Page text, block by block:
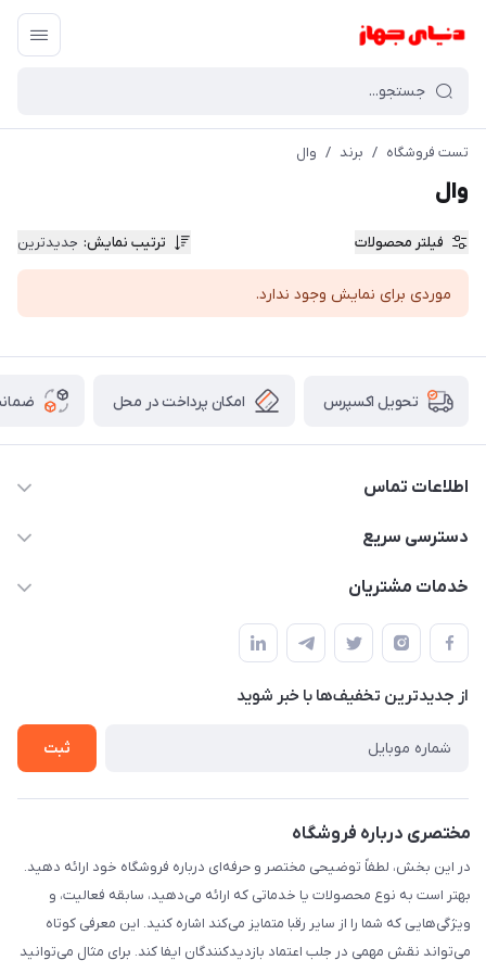
تست فروشگاه / برند / وال
وال
فیلتر محصولات ترتیب نمایش: جدیدترین
موردی برای نمایش وجود ندارد.
تحویل اکسپرس امکان پرداخت در محل
اطلاعات تماس
۰۲۱۰۰۰۰۰۰۰۰
دسترسی سریع
حساب کاربری
لیست محصولات
درباره ما
خدمات مشتریان
قوانین و مقررات
حریم خصوصی
راهنما
از جدید‌ترین تخفیف‌ها با‌ خبر شوید
ثبت
مختصری درباره فروشگاه
در این بخش، لطفاً توضیحی مختصر و حرفه‌ای درباره فروشگاه خود ارائه دهید.
بهتر است به نوع محصولات یا خدماتی که ارائه می‌دهید، سابقه فعالیت، و
ویژگی‌هایی که شما را از سایر رقبا متمایز می‌کند اشاره کنید. این معرفی کوتاه
می‌تواند نقش مهمی در جلب اعتماد بازدیدکنندگان ایفا کند. برای مثال می‌توانید